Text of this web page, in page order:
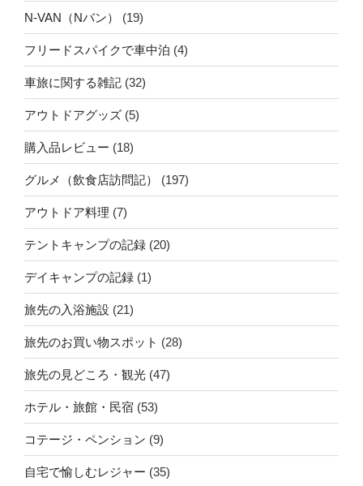
N-VAN（Nバン） (19)
フリードスパイクで車中泊 (4)
車旅に関する雑記 (32)
アウトドアグッズ (5)
購入品レビュー (18)
グルメ（飲食店訪問記） (197)
アウトドア料理 (7)
テントキャンプの記録 (20)
デイキャンプの記録 (1)
旅先の入浴施設 (21)
旅先のお買い物スポット (28)
旅先の見どころ・観光 (47)
ホテル・旅館・民宿 (53)
コテージ・ペンション (9)
自宅で愉しむレジャー (35)